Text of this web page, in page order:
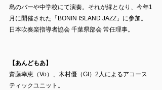
島のバーや中学校にて演奏。それが縁となり、今年1
月に開催された「BONIN ISLAND JAZZ」に参加。
日本吹奏楽指導者協会 千葉県部会 常任理事。
【あんどもあ】
齋藤幸恵（Vo）、木村優（Gt）2人によるアコース
ティックユニット。